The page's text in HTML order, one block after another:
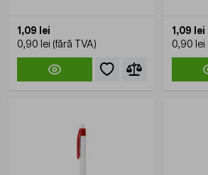
1,09 lei
0,90 lei
1,09 lei
0,90 lei